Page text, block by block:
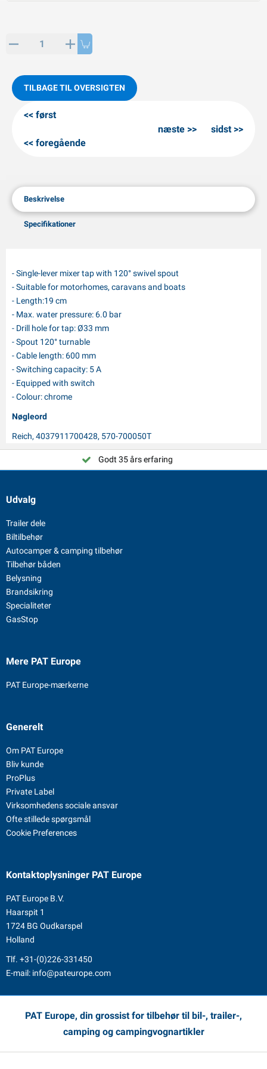
KO artikler
TILBAGE TIL OVERSIGTEN
først
foregående
næste sidst
Beskrivelse
Specifikationer
- Single-lever mixer tap with 120° swivel spout
- Suitable for motorhomes, caravans and boats
- Length:19 cm
- Max. water pressure: 6.0 bar
- Drill hole for tap: Ø33 mm
- Spout 120° turnable
- Cable length: 600 mm
- Switching capacity: 5 A
- Equipped with switch
- Colour: chrome
Nøgleord
Reich, 4037911700428, 570-700050T
Vælg PAT Europe!
Godt 35 års erfaring
Udvalg
Trailer dele
Biltilbehør
Autocamper & camping tilbehør
Tilbehør båden
Belysning
Brandsikring
Specialiteter
GasStop
Mere PAT Europe
PAT Europe-mærkerne
Generelt
Om PAT Europe
Bliv kunde
ProPlus
Private Label
Virksomhedens sociale ansvar
Ofte stillede spørgsmål
Cookie Preferences
Kontaktoplysninger PAT Europe
PAT Europe B.V.
Haarspit 1
1724 BG Oudkarspel
Holland
Tlf. +31-(0)226-331450
E-mail: info@pateurope.com
PAT Europe, din grossist for tilbehør til bil-, trailer-,
camping og campingvognartikler